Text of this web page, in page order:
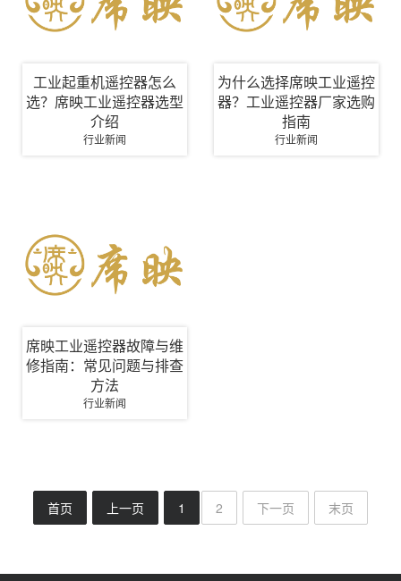
工业起重机遥控器怎么
选？席映工业遥控器选型
介绍
行业新闻
为什么选择席映工业遥控
器？工业遥控器厂家选购
指南
行业新闻
席映工业遥控器故障与维
修指南：常见问题与排查
方法
行业新闻
首页 上一页 1 2 下一页 末页